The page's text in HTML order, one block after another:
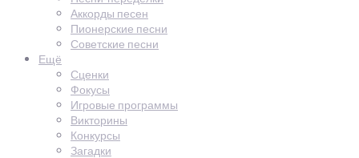
Аккорды песен
Пионерские песни
Советские песни
Ещё
Сценки
Фокусы
Игровые программы
Викторины
Конкурсы
Загадки